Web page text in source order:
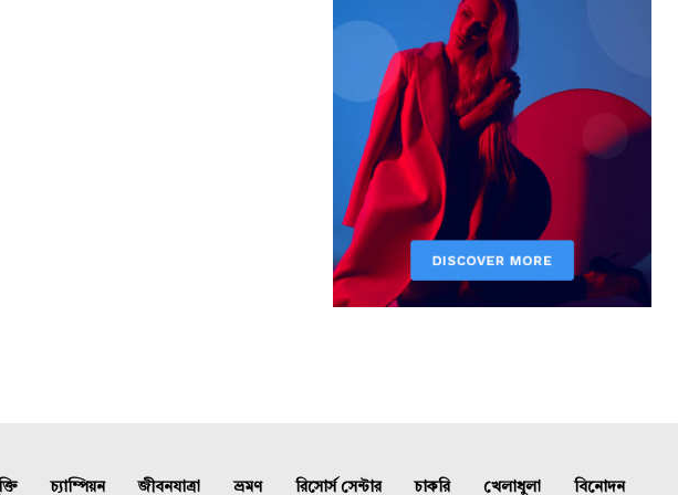
চ্যাম্পিয়ন জীবনযাত্রা ভ্রমণ রিসোর্স সেন্টার চাকরি খেলাধুলা বিনোদন